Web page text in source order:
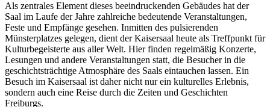
Als zentrales Element dieses beeindruckenden Gebäudes hat der
Saal im Laufe der Jahre zahlreiche bedeutende Veranstaltungen,
Feste und Empfänge gesehen. Inmitten des pulsierenden
Münsterplatzes gelegen, dient der Kaisersaal heute als Treffpunkt für
Kulturbegeisterte aus aller Welt. Hier finden regelmäßig Konzerte,
Lesungen und andere Veranstaltungen statt, die Besucher in die
geschichtsträchtige Atmosphäre des Saals eintauchen lassen. Ein
Besuch im Kaisersaal ist daher nicht nur ein kulturelles Erlebnis,
sondern auch eine Reise durch die Zeiten und Geschichten
Freiburgs.